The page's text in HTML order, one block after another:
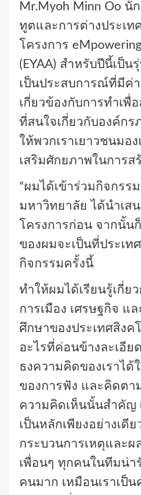
Mr.Myoh Minn Oo
ทูตและการต่างประเท
โครงการ
(EYAA) สำหรับปีนี้เป็น
เป็นประสบการณ์ที่มีค่
เกี่ยวข้องกับการทำเพื่
ที่สนใจเกี่ยวกับองค์กร
ให้พวกเราเยาวชนมอ
เสริมศักยภาพในการส
“ผมได้เข้าร่วมกิจกรร
มหาวิทยาลัย ได้นำเส
โครงการก่อน จากนั้น
ของผมจะเป็นที่ประเท
กิจกรรมครั้งนี้
ทำให้ผมได้เรียนรู้เกี่ย
การเมือง เศรษฐกิจ แ
ศึกษาของประเทศสิงค
อะไรที่ค่อนข้างละเอีย
ธงความคิดของเราไ
ของการฟัง และคิดตา
ความคิดเห็นนั้นสำคัญ
เป็นหลักเพียงอย่างเดี
กระบวนการเหตุและ
เพื่อนๆ ทุกคนในทีมน่า
คนมาก เหมือนเราเป็